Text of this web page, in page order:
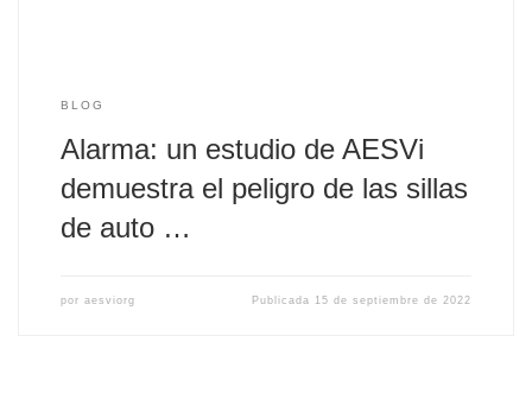
BLOG
Alarma: un estudio de AESVi
demuestra el peligro de las sillas
de auto …
por aesviorg Publicada 15 de septiembre de 2022